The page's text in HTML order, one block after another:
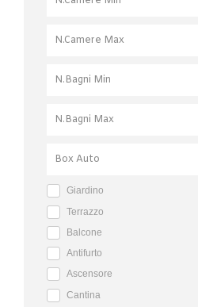
Giardino
Terrazzo
Balcone
Antifurto
Ascensore
Cantina